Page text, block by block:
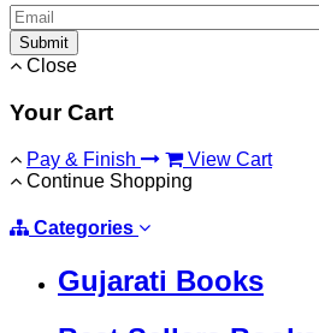
Submit
Close
Your Cart
Pay & Finish
View Cart
Continue Shopping
Categories
Gujarati Books